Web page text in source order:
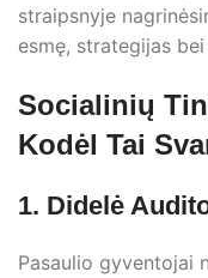
straipsnyje
esmę, strategijas
Socialinių
Kodėl Tai
1. Didelė
Pasaulio gyventojai